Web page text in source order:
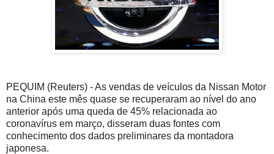
PEQUIM (Reuters) - As vendas de veículos da Nissan Motor
na China este mês quase se recuperaram ao nível do ano
anterior após uma queda de 45% relacionada ao
coronavírus em março, disseram duas fontes com
conhecimento dos dados preliminares da montadora
japonesa.